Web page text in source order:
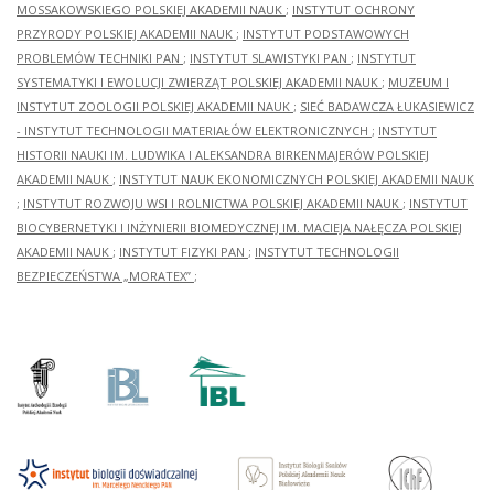
MOSSAKOWSKIEGO POLSKIEJ AKADEMII NAUK ; INSTYTUT OCHRONY
PRZYRODY POLSKIEJ AKADEMII NAUK ; INSTYTUT PODSTAWOWYCH
PROBLEMÓW TECHNIKI PAN ; INSTYTUT SLAWISTYKI PAN ; INSTYTUT
SYSTEMATYKI I EWOLUCJI ZWIERZĄT POLSKIEJ AKADEMII NAUK ; MUZEUM I
INSTYTUT ZOOLOGII POLSKIEJ AKADEMII NAUK ; SIEĆ BADAWCZA ŁUKASIEWICZ
- INSTYTUT TECHNOLOGII MATERIAŁÓW ELEKTRONICZNYCH ; INSTYTUT
HISTORII NAUKI IM. LUDWIKA I ALEKSANDRA BIRKENMAJERÓW POLSKIEJ
AKADEMII NAUK ; INSTYTUT NAUK EKONOMICZNYCH POLSKIEJ AKADEMII NAUK
; INSTYTUT ROZWOJU WSI I ROLNICTWA POLSKIEJ AKADEMII NAUK ; INSTYTUT
BIOCYBERNETYKI I INŻYNIERII BIOMEDYCZNEJ IM. MACIEJA NAŁĘCZA POLSKIEJ
AKADEMII NAUK ; INSTYTUT FIZYKI PAN ; INSTYTUT TECHNOLOGII
BEZPIECZEŃSTWA „MORATEX” ;